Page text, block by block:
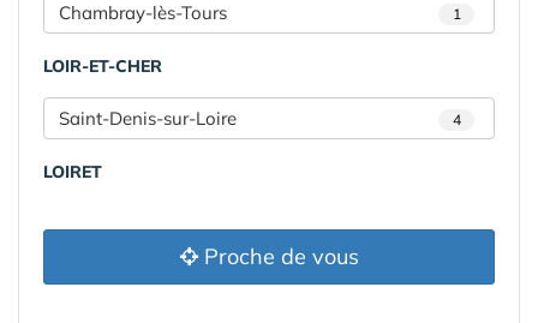
Chambray-lès-Tours 1
LOIR-ET-CHER
Saint-Denis-sur-Loire 4
LOIRET
Proche de vous